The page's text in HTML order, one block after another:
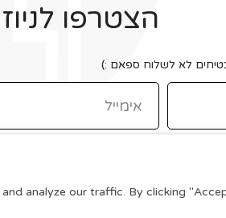
הצטרפו
לא לשלוח ספאם :)
analyze our traffic. By clicking